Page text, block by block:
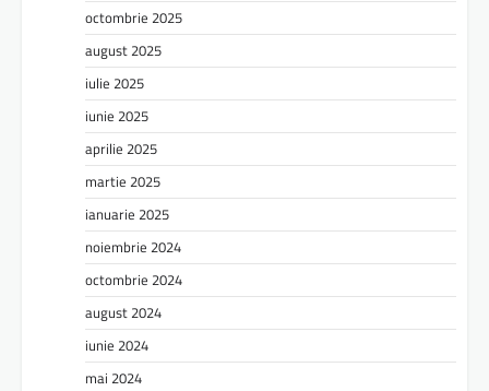
octombrie 2025
august 2025
iulie 2025
iunie 2025
aprilie 2025
martie 2025
ianuarie 2025
noiembrie 2024
octombrie 2024
august 2024
iunie 2024
mai 2024